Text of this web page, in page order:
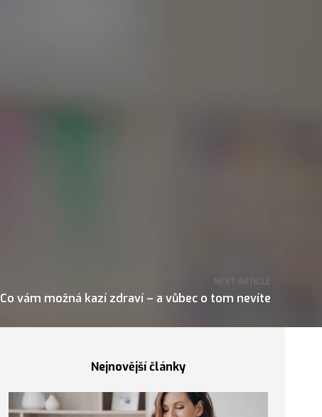
NEXT ARTICLE
Co vám možná kazí zdraví – a vůbec o tom nevíte
Nejnovější články